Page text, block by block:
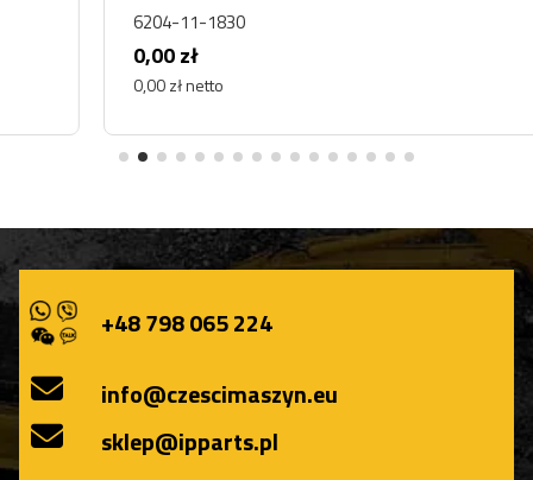
6204-11-1830
+48 798 065 224
info@czescimaszyn.eu
sklep@ipparts.pl